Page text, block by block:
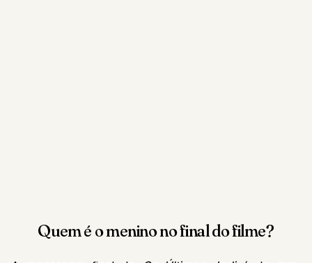
Quem é o menino no final do filme?